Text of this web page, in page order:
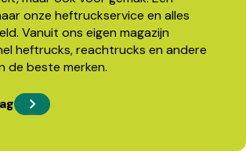
onze heftruckservice en alles
Vanuit ons eigen magazijn
heftrucks, reachtrucks en andere
de beste merken.